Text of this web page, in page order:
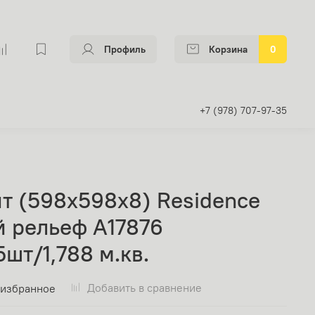
Профиль Корзина 0
+7 (978) 707-97-35
(598х598x8) Residence
рельеф А17876
1,788 м.кв.
Добавить в сравнение